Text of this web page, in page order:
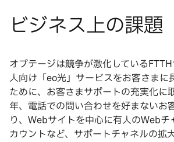
オプテージは競争が激化している
人向け「eo光」サービスをお客さまに
ために、お客さまサポートの充実化に
年、電話での問い合わせを好まないお
り、Webサイトを中心に有人のWeb
カウントなど、サポートチャネルの拡